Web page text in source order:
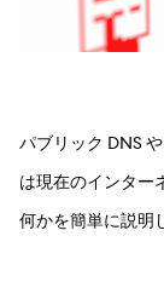
パブリック DNS
は現在のインター
何かを簡単に説明